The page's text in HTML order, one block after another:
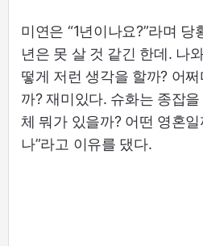
미연은 “1년이나요?”라며 당
년은 못 살 것 같긴 한데. 나
떻게 저런 생각을 할까? 어
까? 재미있다. 슈화는 종잡
체 뭐가 있을까? 어떤 영혼
나”라고 이유를 댔다.